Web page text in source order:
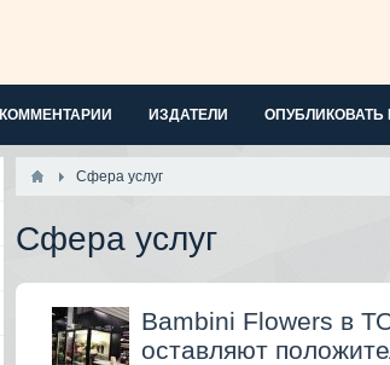
КОММЕНТАРИИ ИЗДАТЕЛИ ОПУБЛИКОВАТЬ
Сфера услуг
Сфера услуг
Bambini Flowers в
оставляют